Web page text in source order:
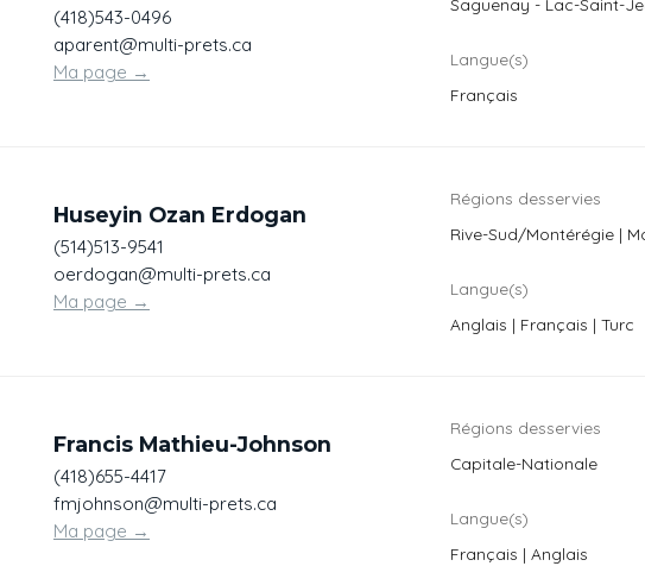
(418)543-0496
aparent@multi-prets.ca
Ma page →
Saguenay - Lac-Saint-
Langue(s)
Français
Huseyin Ozan Erdogan
(514)513-9541
oerdogan@multi-prets.ca
Ma page →
Régions desservies
Rive-Sud/Montérégie |
Langue(s)
Anglais | Français | Turc
Francis Mathieu-Johnson
(418)655-4417
fmjohnson@multi-prets.ca
Ma page →
Régions desservies
Capitale-Nationale
Langue(s)
Français | Anglais